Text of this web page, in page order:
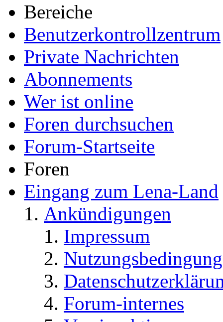
Bereiche
Benutzerkontrollzentrum
Private Nachrichten
Abonnements
Wer ist online
Foren durchsuchen
Forum-Startseite
Foren
Eingang zum Lena-Land
Ankündigungen
Impressum
Forum-internes